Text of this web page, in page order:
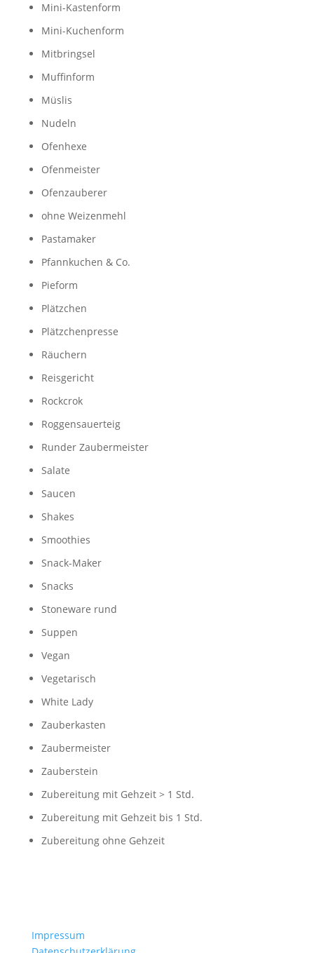
Mini-Kastenform
Mini-Kuchenform
Mitbringsel
Muffinform
Müslis
Nudeln
Ofenhexe
Ofenmeister
Ofenzauberer
ohne Weizenmehl
Pastamaker
Pfannkuchen & Co.
Pieform
Plätzchen
Plätzchenpresse
Räuchern
Reisgericht
Rockcrok
Roggensauerteig
Runder Zaubermeister
Salate
Saucen
Shakes
Smoothies
Snack-Maker
Snacks
Stoneware rund
Suppen
Vegan
Vegetarisch
White Lady
Zauberkasten
Zaubermeister
Zauberstein
Zubereitung mit Gehzeit > 1 Std.
Zubereitung mit Gehzeit bis 1 Std.
Zubereitung ohne Gehzeit
Impressum